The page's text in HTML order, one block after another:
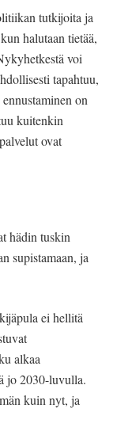
tutkijoita ja
halutaan tietää,
voi
tapahtuu,
on
kuitenkin
ovat
hädin tuskin
supistamaan, ja
ei hellitä
alkaa
jo 2030-luvulla.
kuin nyt, ja